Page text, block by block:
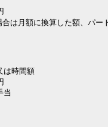
は月額に換算した額、パー
は時間額
当